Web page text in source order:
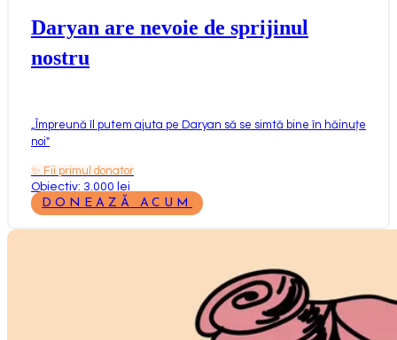
Daryan are nevoie de sprijinul
nostru
Împreună îl putem ajuta pe Daryan să se simtă bine în hăinuțe
noi"
✨ Fii primul donator
Obiectiv: 3.000 lei
DONEAZĂ ACUM